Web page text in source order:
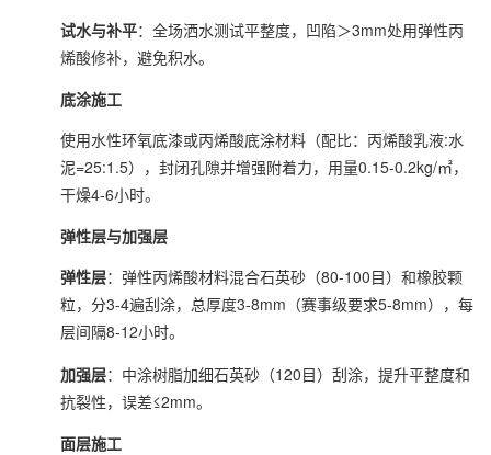
试水与补平：全场洒水测试平整度，凹陷＞3mm处用弹性丙
烯酸修补，避免积水。
底涂施工
使用水性环氧底漆或丙烯酸底涂材料（配比：丙烯酸乳液:水
泥=25:1.5），封闭孔隙并增强附着力，用量0.15-0.2kg/㎡，
干燥4-6小时。
弹性层与加强层
弹性层：弹性丙烯酸材料混合石英砂（80-100目）和橡胶颗
粒，分3-4遍刮涂，总厚度3-8mm（赛事级要求5-8mm），每
层间隔8-12小时。
加强层：中涂树脂加细石英砂（120目）刮涂，提升平整度和
抗裂性，误差≤2mm。
面层施工